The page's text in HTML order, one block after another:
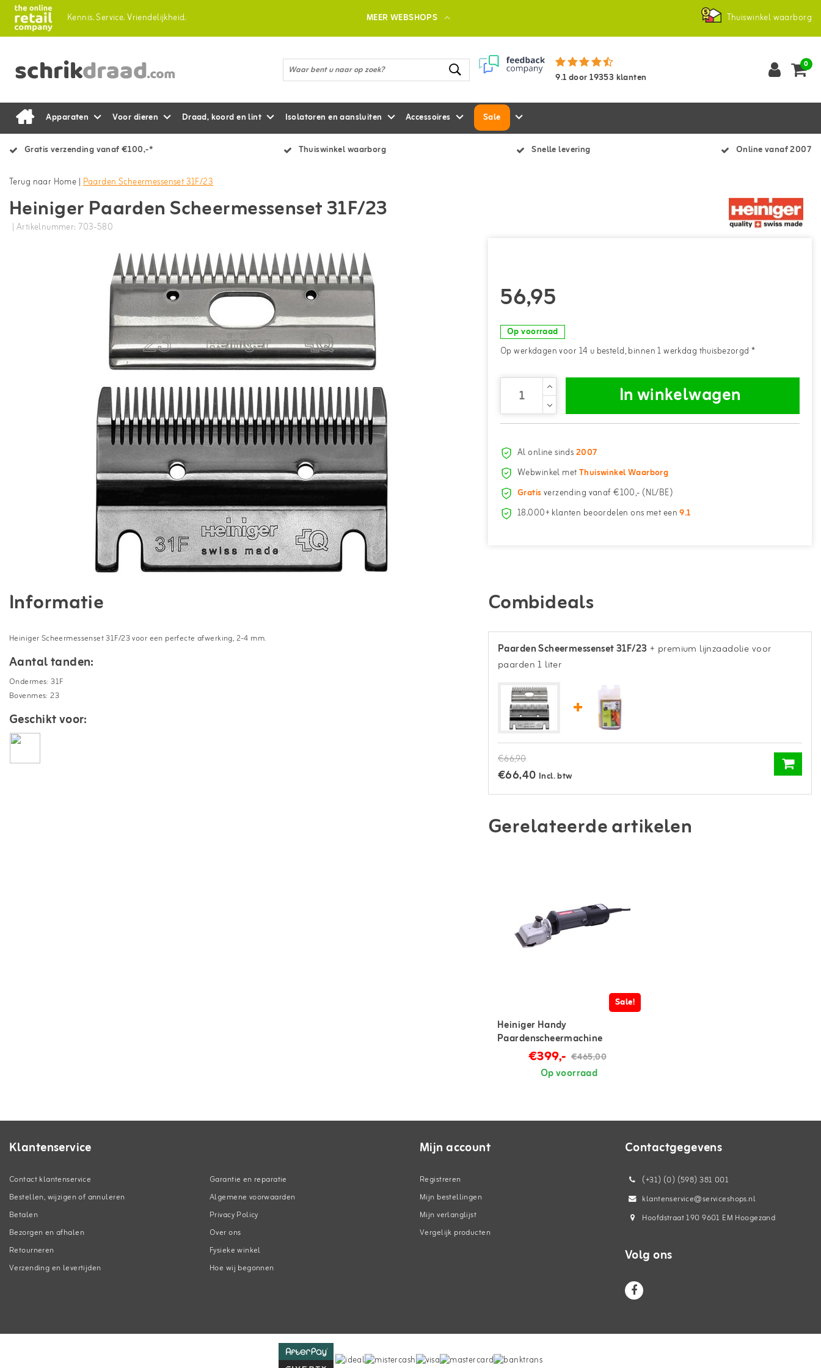
Kennis.Service.Vriendelijkheid. MEER WEBSHOPS Thuiswinkel waarborg
9.1door19353 klanten
0
Apparaten Voor dieren Draad, koord en lint Isolatoren en aansluiten Accessoires Sale
Gratis verzending vanaf €100,-* Thuiswinkel waarborg Snelle levering Online vanaf 2007
Terug naar Home |Paarden Scheermessenset 31F/23
Heiniger Paarden Scheermessenset 31F/23
| Artikelnummer: 703-580
56,95
Op voorraad
Op werkdagen voor 14 u besteld, binnen 1 werkdag thuisbezorgd *
In winkelwagen
Al online sinds2007
Webwinkel metThuiswinkel Waarborg
Gratisverzending vanaf €100,- (NL/BE)
18.000+ klanten beoordelen ons met een9.1
Informatie
Heiniger Scheermessenset 31F/23 voor een perfecte afwerking, 2-4 mm.
Aantal tanden:
Ondermes: 31F
Bovenmes: 23
Geschikt voor:
Combideals
Paarden Scheermessenset 31F/23+ premium lijnzaadolie voor
paarden 1 liter
€66,90
€66,40 Incl. btw
Gerelateerde artikelen
Sale!
Heiniger Handy
Paardenscheermachine
€399,- €465,00
Op voorraad
Klantenservice
Contact klantenservice
Bestellen, wijzigen of annuleren
Betalen
Bezorgen en afhalen
Retourneren
Verzending en levertijden
Garantie en reparatie
Algemene voorwaarden
Privacy Policy
Over ons
Fysieke winkel
Hoe wij begonnen
Mijn account
Registreren
Mijn bestellingen
Mijn verlanglijst
Vergelijk producten
Contactgegevens
(+31) (0) (598) 381 001
klantenservice@serviceshops.nl
Hoofdstraat 190 9601 EM Hoogezand
Volg ons